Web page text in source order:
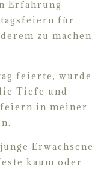
Erfahrung
für
zu machen.
feierte, wurde
Tiefe und
in meiner
Erwachsene
kaum oder